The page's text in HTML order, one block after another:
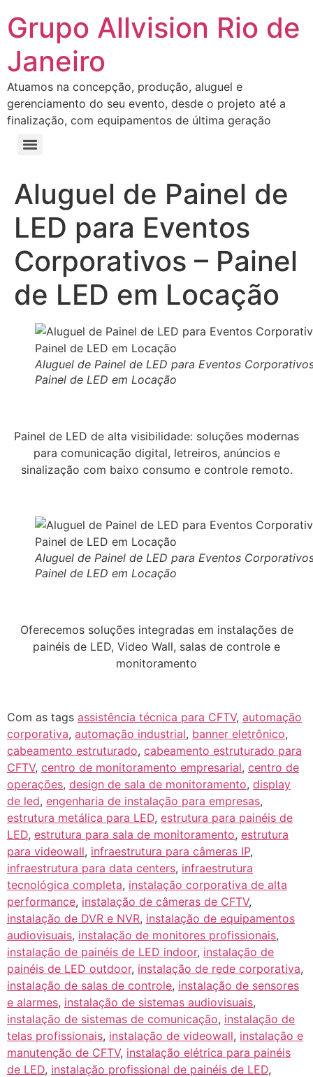
Grupo Allvision Rio de
Janeiro
Atuamos na concepção, produção, aluguel e
gerenciamento do seu evento, desde o projeto até a
finalização, com equipamentos de última geração
Aluguel de Painel de
LED para Eventos
Corporativos – Painel
de LED em Locação
Aluguel de Painel de LED para Eventos
Painel de LED em Locação
Painel de LED de alta visibilidade: soluções modernas
para comunicação digital, letreiros, anúncios e
sinalização com baixo consumo e controle remoto.
Aluguel de Painel de LED para Eventos
Painel de LED em Locação
Oferecemos soluções integradas em instalações de
painéis de LED, Video Wall, salas de controle e
monitoramento
Com as tags assistência técnica para CFTV, automação
corporativa, automação industrial, banner eletrônico,
cabeamento estruturado, cabeamento estruturado para
CFTV, centro de monitoramento empresarial, centro de
operações, design de sala de monitoramento, display
de led, engenharia de instalação para empresas,
estrutura metálica para LED, estrutura para painéis de
LED, estrutura para sala de monitoramento, estrutura
para videowall, infraestrutura para câmeras IP,
infraestrutura para data centers, infraestrutura
tecnológica completa, instalação corporativa de alta
performance, instalação de câmeras de CFTV,
instalação de DVR e NVR, instalação de equipamentos
audiovisuais, instalação de monitores profissionais,
instalação de painéis de LED indoor, instalação de
painéis de LED outdoor, instalação de rede corporativa,
instalação de salas de controle, instalação de sensores
e alarmes, instalação de sistemas audiovisuais,
instalação de sistemas de comunicação, instalação de
telas profissionais, instalação de videowall, instalação e
manutenção de CFTV, instalação elétrica para painéis
de LED, instalação profissional de painéis de LED,